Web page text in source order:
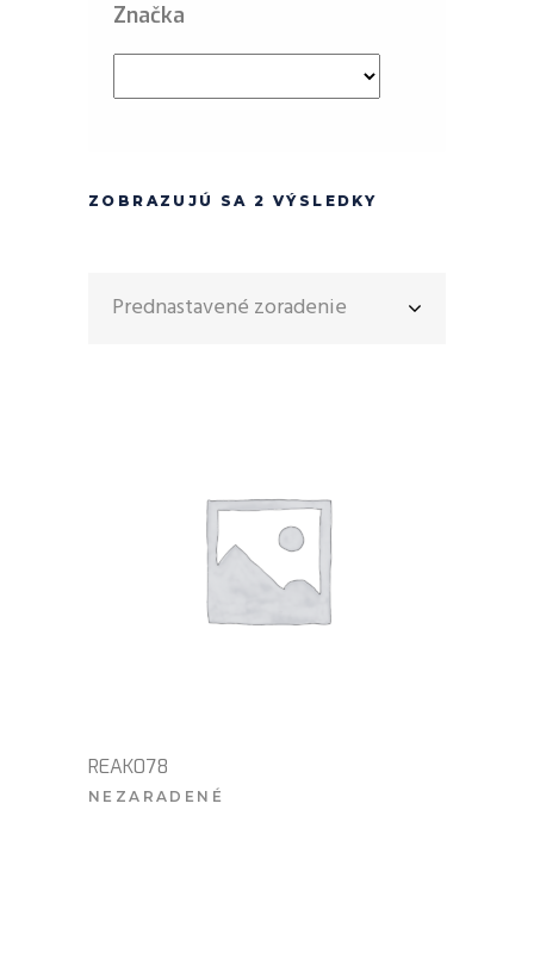
Značka
ZOBRAZUJÚ SA 2 VÝSLEDKY
Prednastavené zoradenie
REAK078
NEZARADENÉ